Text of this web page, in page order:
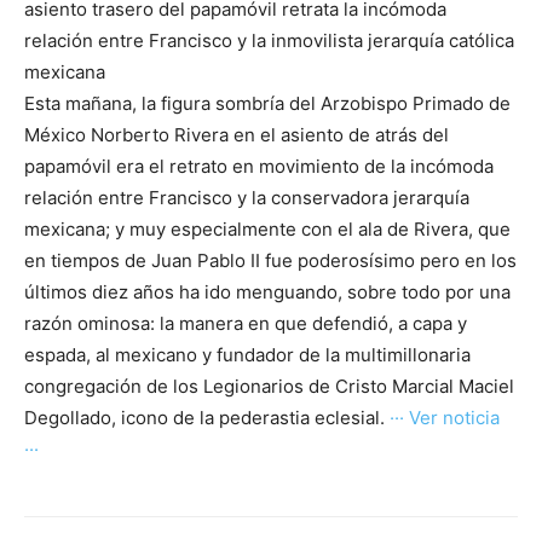
asiento trasero del papamóvil retrata la incómoda
relación entre Francisco y la inmovilista jerarquía católica
mexicana
Esta mañana, la figura sombría del Arzobispo Primado de
México Norberto Rivera en el asiento de atrás del
papamóvil era el retrato en movimiento de la incómoda
relación entre Francisco y la conservadora jerarquía
mexicana; y muy especialmente con el ala de Rivera, que
en tiempos de Juan Pablo II fue poderosísimo pero en los
últimos diez años ha ido menguando, sobre todo por una
razón ominosa: la manera en que defendió, a capa y
espada, al mexicano y fundador de la multimillonaria
congregación de los Legionarios de Cristo Marcial Maciel
Degollado, icono de la pederastia eclesial. ··· Ver noticia
···